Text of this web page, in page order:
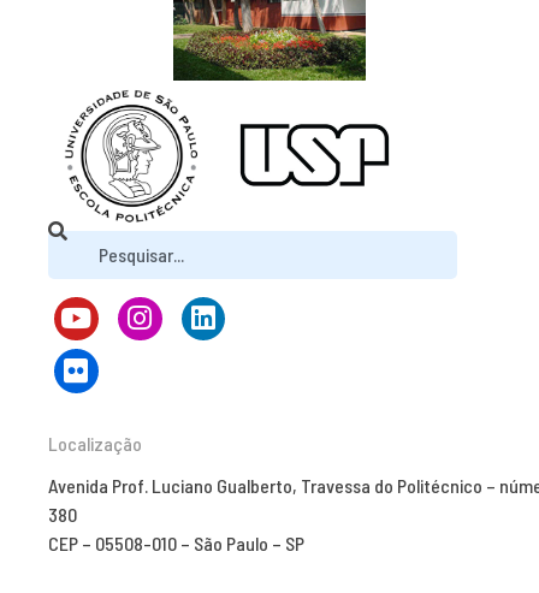
Localização
Avenida Prof. Luciano Gualberto, Travessa do Politécnico –
380
CEP – 05508-010 – São Paulo – SP